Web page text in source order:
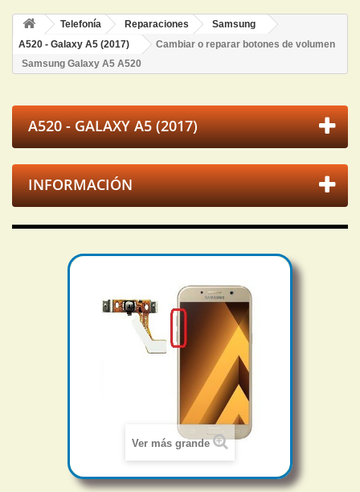
Telefonía Reparaciones
Samsung
A520 - Galaxy A5 (2017)
Cambiar o reparar botones de volumen
Samsung Galaxy A5 A520
A520 - GALAXY A5 (2017)
INFORMACIÓN
Ver más grande